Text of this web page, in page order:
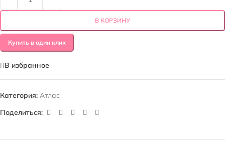
В КОРЗИНУ
Купить в один клик
В избранное
Категория: Атлас
Поделиться: